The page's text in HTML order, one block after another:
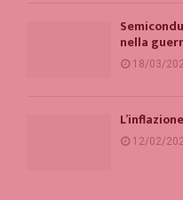
nella
18/03/
12/02/